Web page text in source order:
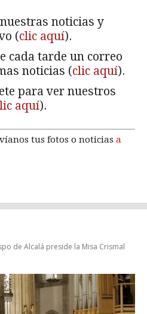
noticias y
(clic aquí).
cada tarde un correo
noticias (clic aquí).
para ver nuestros
aquí).
tus fotos o noticias a